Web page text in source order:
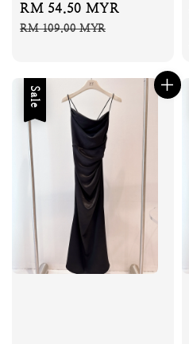
Sale
price
RM 54.50 MYR
RM 109.00 MYR
Sale